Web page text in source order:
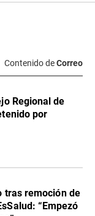
Contenido deCorreo
Regional de
por
tras remoción de
“Empezó